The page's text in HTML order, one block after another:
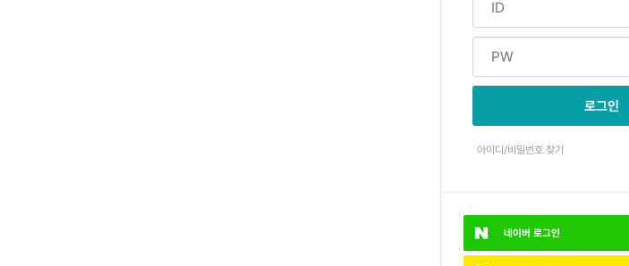
로그인
아이디/비밀번호 찾기
네이버 로그인